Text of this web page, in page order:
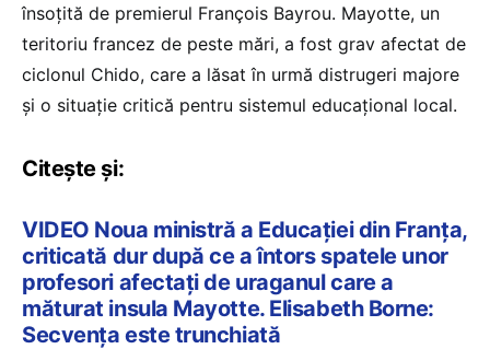
însoțită de premierul François Bayrou. Mayotte, un
teritoriu francez de peste mări, a fost grav afectat de
ciclonul Chido, care a lăsat în urmă distrugeri majore
și o situație critică pentru sistemul educațional local.
Citește și:
VIDEO Noua ministră a Educației din Franța,
criticată dur după ce a întors spatele unor
profesori afectați de uraganul care a
măturat insula Mayotte. Elisabeth Borne:
Secvența este trunchiată